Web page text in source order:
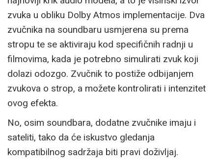
zvuka u obliku Dolby Atmos implementacije. Dva
zvučnika na soundbaru usmjerena su prema
stropu te se aktiviraju kod specifičnih radnji u
filmovima, kada je potrebno simulirati zvuk koji
dolazi odozgo. Zvučnik to postiže odbijanjem
zvukova o strop, a možete kontrolirati i intenzitet
ovog efekta.
No, osim soundbara, dodatne zvučnike imaju i
sateliti, tako da će iskustvo gledanja
kompatibilnog sadržaja biti pravi doživljaj.